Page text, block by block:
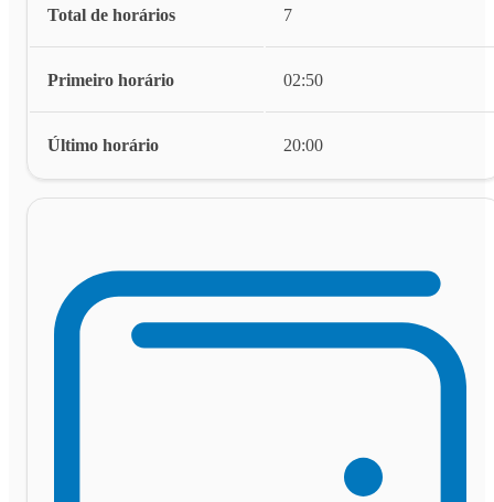
Total de horários 7
Primeiro horário 02:50
Último horário 20:00